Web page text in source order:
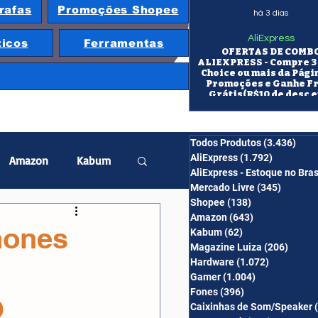
Promoções Shopee
Ferramentas
OFERTAS DE
ALIEXPRESS - Compre
Choice ou mais da
Promoções e Ganhe
Grátis(R$10 de desc
AliExpress
há 3 dias
Amazon Kabum
Projetor
Todos Produtos(3.436)
AliExpress(1.792)
AliExpress - Estoque no
Mercado Livre(345)
Shopee(138)
Amazon(643)
Kabum(62)
Magazine Luiza (206)
Hardware(1.072)
Gamer(1.004)
Fones(396)
Caixinhas de Som/Speaker